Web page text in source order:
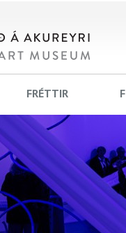
FRÉTTIR